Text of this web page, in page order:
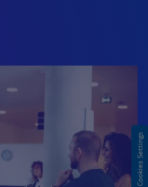
Cookies Settings